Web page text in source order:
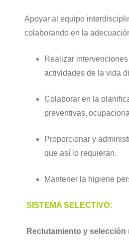
Apoyar al equipo
colaborando en la
Realizar
actividades de la vida
Colaborar en la
preventivas,
Proporcionar y
que así lo requieran.
Mantener la higiene
SISTEMA SELECTIVO:
Reclutamiento y selección